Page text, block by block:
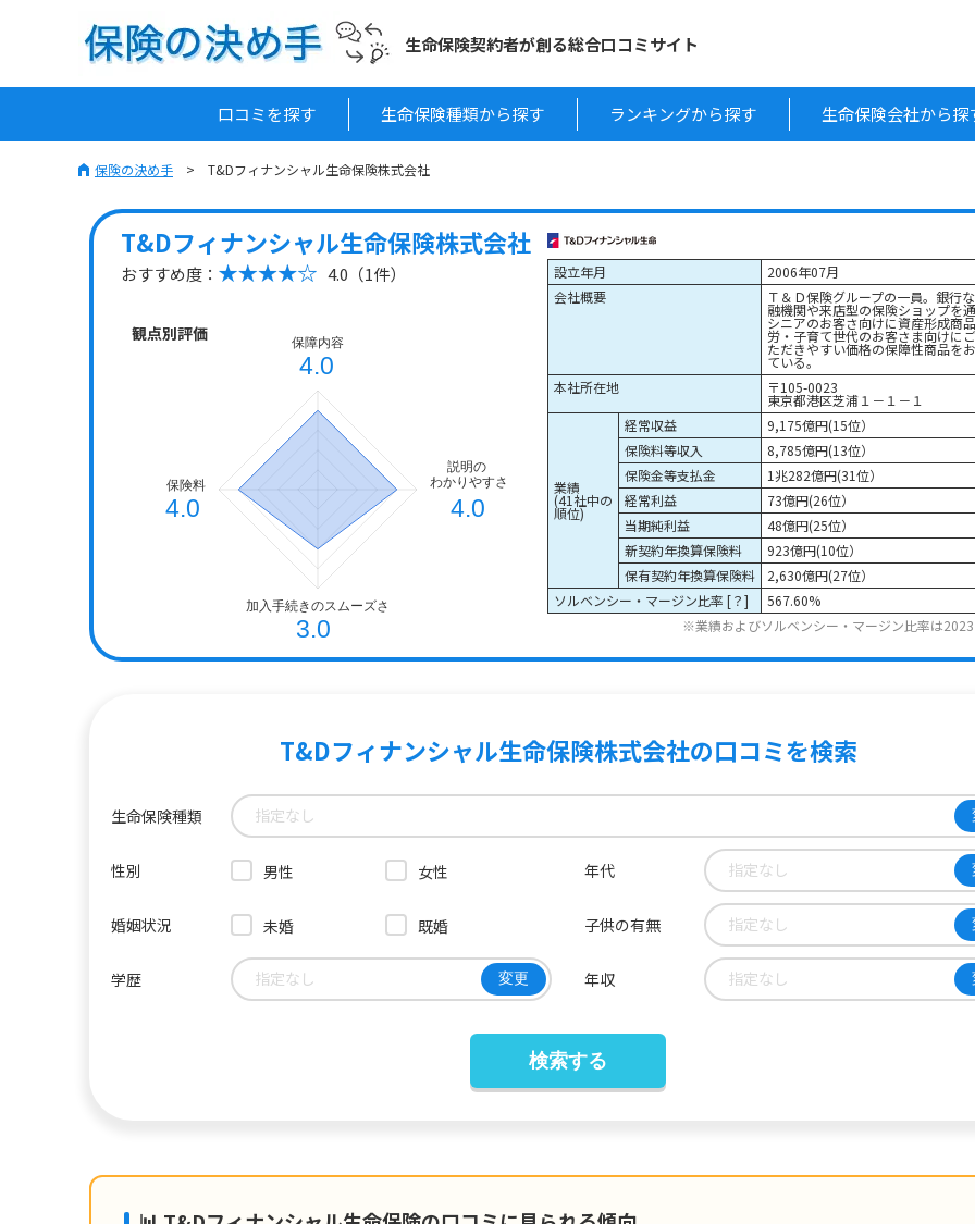
生命保険契約者が創る総合口コミサイト
口コミを探す 生命保険種類から探す ランキングから探す 生命保険会社から探
保険の決め手 T&Dフィナンシャル生命保険株式会社
T&Dフィナンシャル生命保険株式会社
おすすめ度： 4.0（1件）
観点別評価
設立年月
2006年07月
会社概要
Ｔ＆Ｄ保険グループの一員。銀行
融機関や来店型の保険ショップを
シニアのお客さ向けに資産形成商
労・子育て世代のお客さま向けに
ただきやすい価格の保障性商品を
ている。
本社所在地
〒105-0023
東京都港区芝浦１－１－１
業績
(41社中の
順位)
経常収益
9,175億円(15位）
保険料等収入
8,785億円(13位）
保険金等支払金
1兆282億円(31位）
経常利益
73億円(26位）
当期純利益
48億円(25位）
新契約年換算保険料
923億円(10位）
保有契約年換算保険料
2,630億円(27位）
ソルベンシー・マージン比率 [？]
567.60%
※業績およびソルベンシー・マージン比率は
T&Dフィナンシャル生命保険株式会社の口コミを検索
生命保険種類 指定なし
性別 男性 女性 年代 指定なし
婚姻状況 未婚 既婚 子供の有無 指定なし
学歴 指定なし 変更 年収 指定なし